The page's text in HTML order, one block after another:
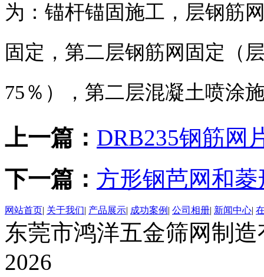
为：锚杆锚固施工，层钢筋
固定，第二层钢筋网固定（
75％），第二层混凝土喷涂
上一篇： DRB235钢筋网
下一篇： 方形钢芭网和
网站首页| 关于我们| 产品展示| 成功案例 | 公司相册| 新闻中心|
东莞市鸿洋五金筛网制
2026